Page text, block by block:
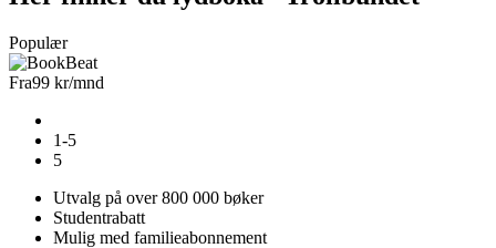
Populær
Fra99 kr/mnd
1-5
5
Utvalg på over 800 000 bøker
Studentrabatt
Mulig med familieabonnement